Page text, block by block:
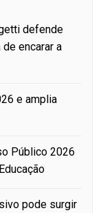
defende
encarar a
e amplia
Público 2026
pode surgir